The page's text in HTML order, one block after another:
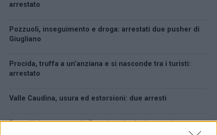
arrestato
Pozzuoli, inseguimento e droga: arrestati due pusher di
Giugliano
Procida, truffa a un’anziana e si nasconde tra i turisti:
arrestato
Valle Caudina, usura ed estorsioni: due arresti
Porta Nolana, evaso da Poggioreale da due mesi: